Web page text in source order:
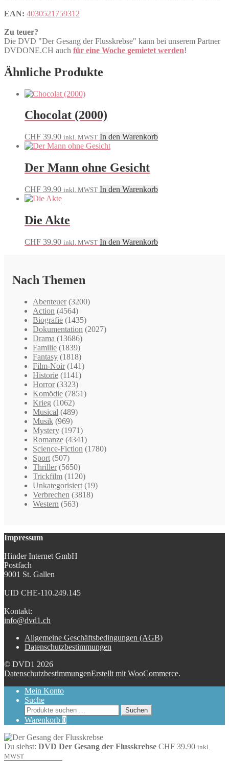
EAN: 4030521759312
Zu teuer?
Die DVD "Der Gesang der Flusskrebse" kann bei unserem Partner
DVDONE.CH auch für eine Woche gemietet werden!
Ähnliche Produkte
Chocolat (2000)
CHF 39.90 inkl. MWST In den Warenkorb
Der Mann ohne Gesicht
CHF 39.90 inkl. MWST In den Warenkorb
Die Akte
CHF 39.90 inkl. MWST In den Warenkorb
Nach Themen
Abenteuer (3200)
Action (4564)
Biografie (1435)
Dokumentation (2027)
Drama (13686)
Familie (1839)
Fantasy (1818)
Film-Noir (141)
Historie (1141)
Horror (3323)
Komödie (7851)
Krieg (1062)
Musical (489)
Musik (969)
Mystery (1971)
Romanze (4341)
Science-Fiction (1780)
Sport (507)
Thriller (5650)
Trickfilm (1120)
Unkategorisiert (19)
Verbrechen (3818)
Western (563)
Impressum
Hinder Internet GmbH
Postfach
9001 St. Gallen
UID CHE-110.249.145
Kontakt:
info@dvd1.ch
Allgemeine Geschäftsbedingungen (AGB)
Datenschutzbestimmungen
© DVD1 2026
DatenschutzbestimmungenErstellt mit WooCommerce.
Mein Konto
Suche
Suchen
nach:
Suchen
Warenkorb 0
Du siehst: DVD Der Gesang der Flusskrebse CHF 39.90 inkl.
MWST